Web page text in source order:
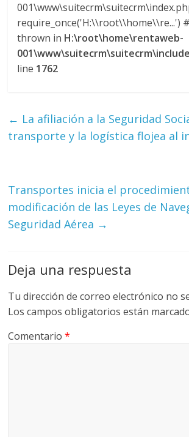
require_once('H:\\root\\home\\re...')
thrown in H:\root\home\rentaweb-
line 1762
← La afiliación a la Seguridad
transporte y la logística flojea al
Transportes inicia el
modificación de las Leyes de
Seguridad Aérea →
Deja una respuesta
Tu dirección de correo electrónico no
Los campos obligatorios están
Comentario*